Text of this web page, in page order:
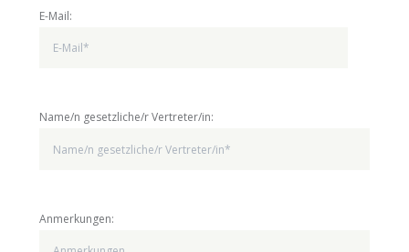
E-Mail:
Name/n gesetzliche/r Vertreter/in:
Anmerkungen: